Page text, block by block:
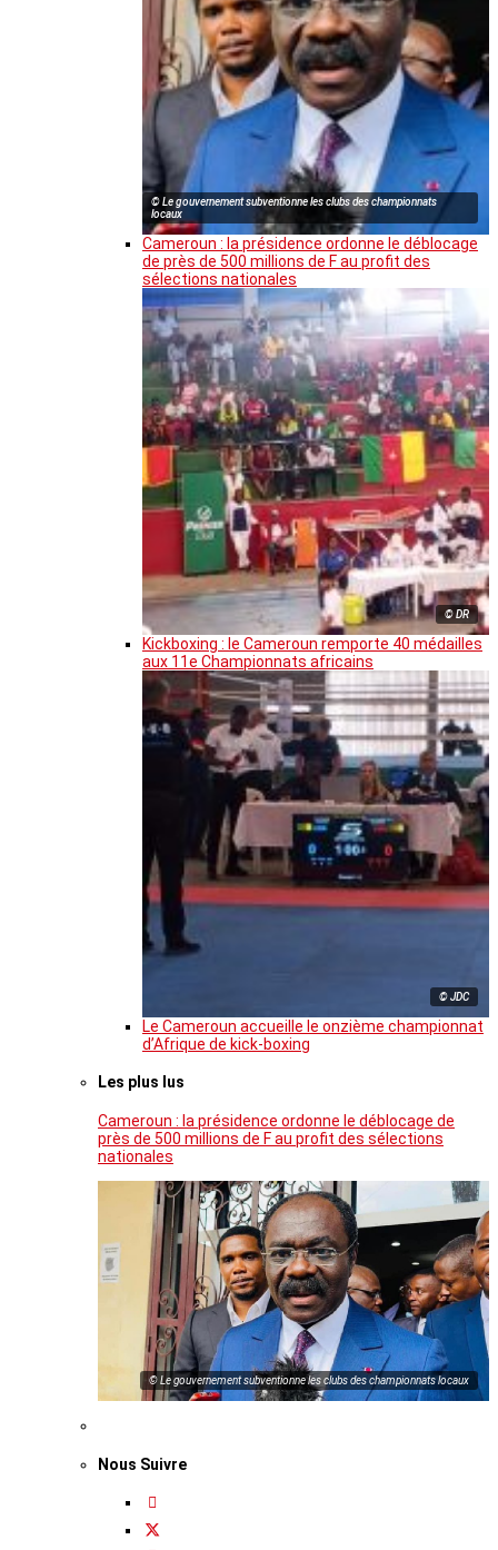
© Le gouvernement subventionne les clubs des championnats
locaux
Cameroun : la présidence ordonne le déblocage
de près de 500 millions de F au profit des
sélections nationales
© DR
Kickboxing : le Cameroun remporte 40 médailles
aux 11e Championnats africains
© JDC
Le Cameroun accueille le onzième championnat
d’Afrique de kick-boxing
Les plus lus
Cameroun : la présidence ordonne le déblocage de
près de 500 millions de F au profit des sélections
nationales
© Le gouvernement subventionne les clubs des championnats locaux
Nous Suivre